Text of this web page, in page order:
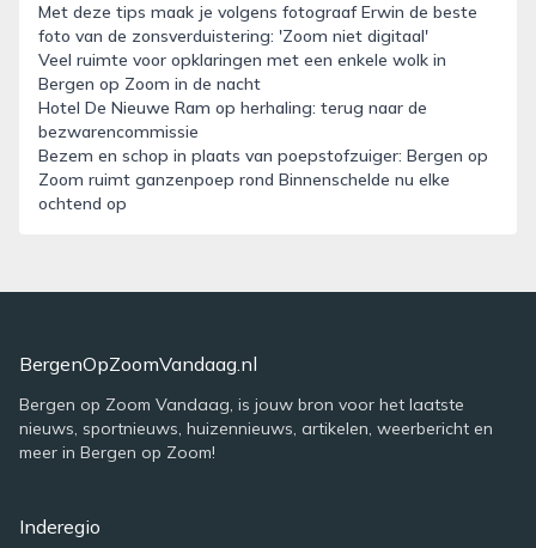
Met deze tips maak je volgens fotograaf Erwin de beste
foto van de zonsverduistering: 'Zoom niet digitaal'
Veel ruimte voor opklaringen met een enkele wolk in
Bergen op Zoom in de nacht
Hotel De Nieuwe Ram op herhaling: terug naar de
bezwarencommissie
Bezem en schop in plaats van poepstofzuiger: Bergen op
Zoom ruimt ganzenpoep rond Binnenschelde nu elke
ochtend op
BergenOpZoomVandaag.nl
Bergen op Zoom Vandaag, is jouw bron voor het laatste
nieuws, sportnieuws, huizennieuws, artikelen, weerbericht en
meer in Bergen op Zoom!
Inderegio